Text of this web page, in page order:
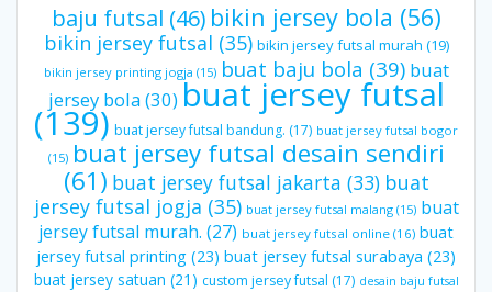
baju futsal (46) bikin jersey bola (56)
bikin jersey futsal (35) bikin jersey futsal murah (19)
bikin jersey printing jogja (15) buat baju bola (39) buat
jersey bola(30)buat jersey futsal
(139) buat jersey futsal bandung. (17) buat jersey futsal bogor
(15) buat jersey futsal desain sendiri
(61) buat jersey futsal jakarta (33) buat
jersey futsal jogja (35) buat jersey futsal malang(15) buat
jersey futsal murah. (27) buat jersey futsal online(16) buat
jersey futsal printing (23) buat jersey futsal surabaya (23)
buat jersey satuan (21) custom jersey futsal (17) desain baju futsal